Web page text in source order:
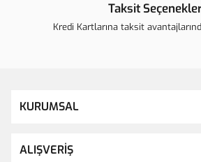
Taksit
Kredi Kartlarına taksit
KURUMSAL
ALIŞVERİŞ